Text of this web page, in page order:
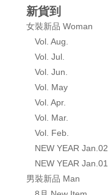
新貨到
女裝新品 Woman
Vol. Aug.
Vol. Jul.
Vol. Jun.
Vol. May
Vol. Apr.
Vol. Mar.
Vol. Feb.
NEW YEAR Jan.02
NEW YEAR Jan.01
男裝新品 Man